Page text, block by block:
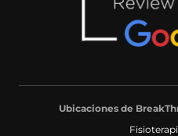
Ubicaciones de